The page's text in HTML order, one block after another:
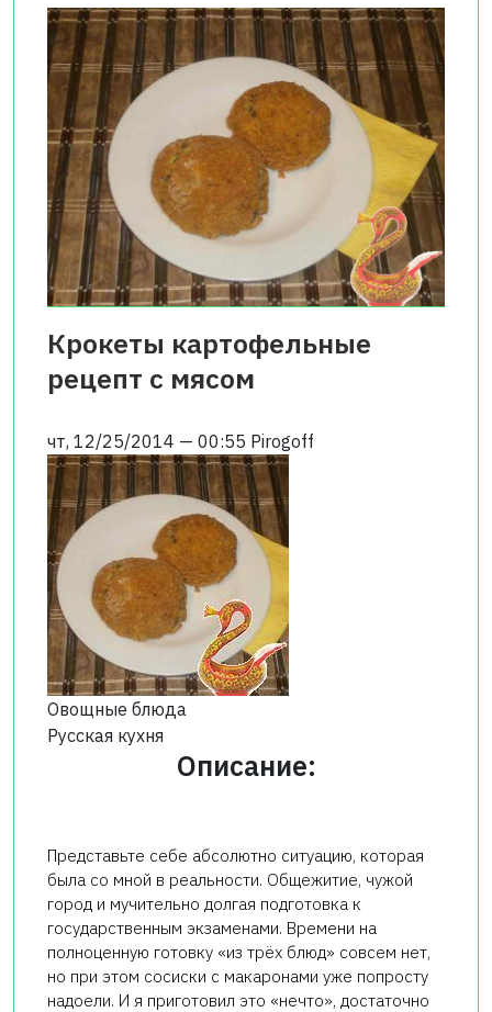
Крокеты картофельные
рецепт с мясом
чт, 12/25/2014 — 00:55 Pirogoff
Овощные блюда
Русская кухня
Описание:
Представьте себе абсолютно ситуацию, которая
была со мной в реальности. Общежитие, чужой
город и мучительно долгая подготовка к
государственным экзаменами. Времени на
полноценную готовку «из трёх блюд» совсем нет,
но при этом сосиски с макаронами уже попросту
надоели. И я приготовил это «нечто», достаточно